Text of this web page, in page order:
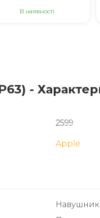
В наявності
-
2599
Apple
Навушник